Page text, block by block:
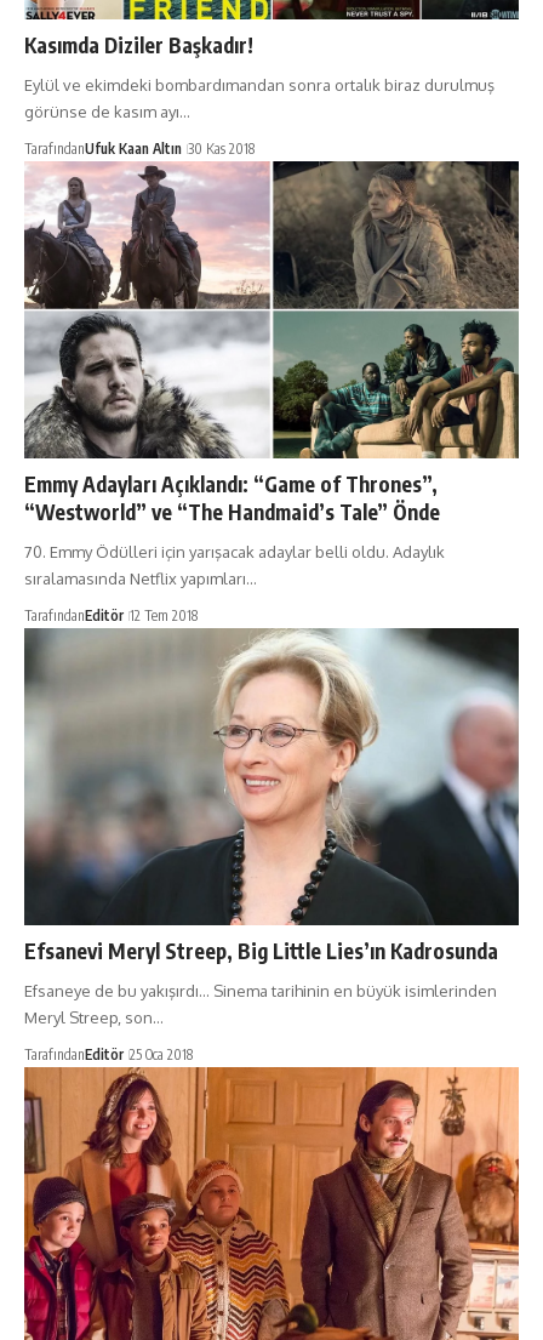
Kasımda Diziler Başkadır!
Eylül ve ekimdeki bombardımandan sonra ortalık biraz durulmuş
görünse de kasım ayı…
TarafındanUfuk Kaan Altın 30 Kas 2018
Emmy Adayları Açıklandı: “Game of Thrones”,
“Westworld” ve “The Handmaid’s Tale” Önde
70. Emmy Ödülleri için yarışacak adaylar belli oldu. Adaylık
sıralamasında Netflix yapımları…
TarafındanEditör 12 Tem 2018
Efsanevi Meryl Streep, Big Little Lies’ın Kadrosunda
Efsaneye de bu yakışırdı... Sinema tarihinin en büyük isimlerinden
Meryl Streep, son…
TarafındanEditör 25 Oca 2018